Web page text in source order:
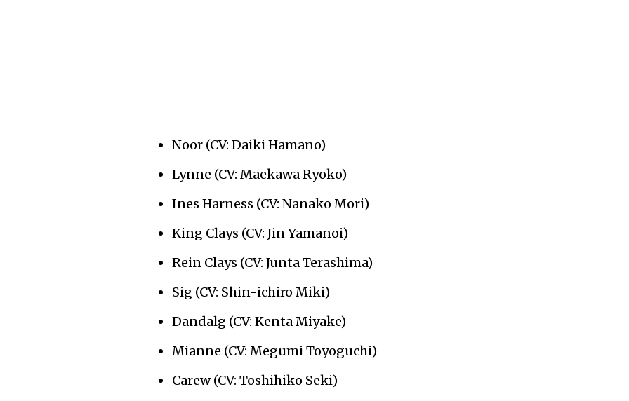
Noor (CV: Daiki Hamano)
Lynne (CV: Maekawa Ryoko)
Ines Harness (CV: Nanako Mori)
King Clays (CV: Jin Yamanoi)
Rein Clays (CV: Junta Terashima)
Sig (CV: Shin-ichiro Miki)
Dandalg (CV: Kenta Miyake)
Mianne (CV: Megumi Toyoguchi)
Carew (CV: Toshihiko Seki)